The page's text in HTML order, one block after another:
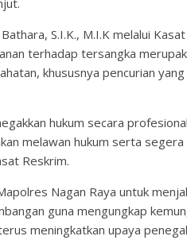
S.I.K., M.I.K melalui
terhadap tersangka
khususnya pencurian
hukum secara
melawan hukum serta
Reskrim.
Nagan Raya untuk
guna mengungkap
meningkatkan upaya